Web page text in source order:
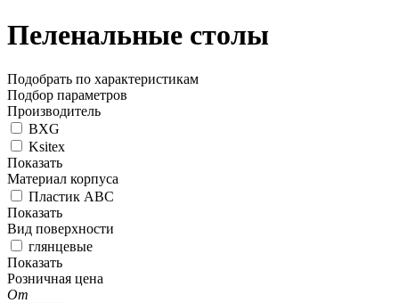
Пеленальные столы
Подобрать по характеристикам
Подбор параметров
Производитель
BXG
Ksitex
Показать
Материал корпуса
Пластик ABC
Показать
Вид поверхности
глянцевые
Показать
Розничная цена
От